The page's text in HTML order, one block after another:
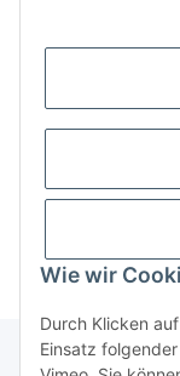
Wie wir
Durch Klicken
Einsatz
120 x 240 mm,